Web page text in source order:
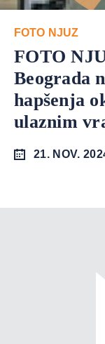
FOTO NJUZ
FOTO
Beograda
hapšenja
ulaznim
21. NOV.